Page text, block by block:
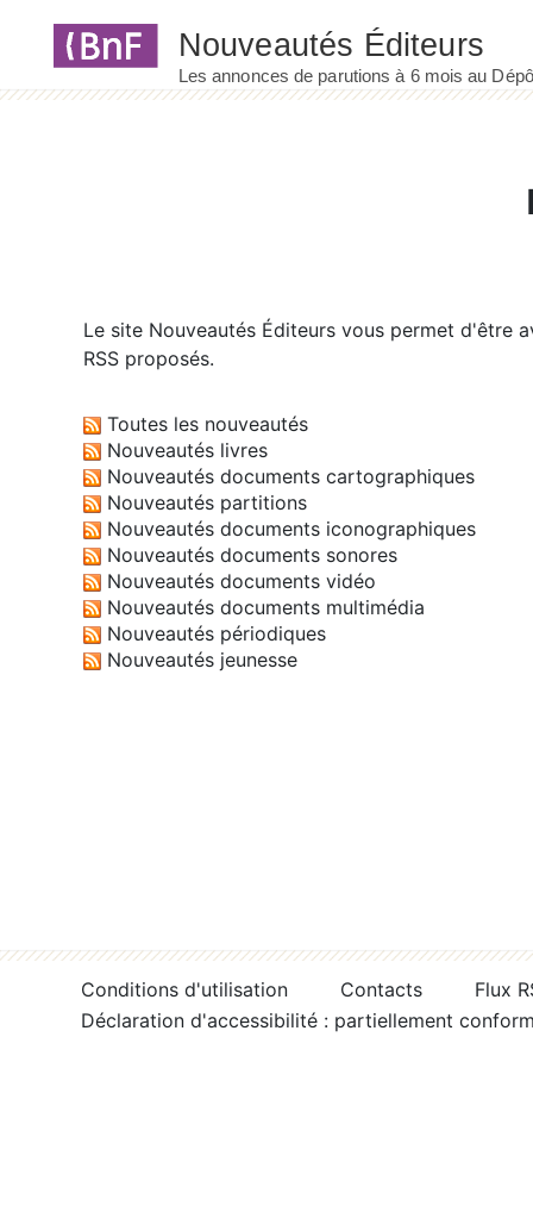
Le site Nouveautés Éditeurs vous permet d'être
RSS proposés.
Toutes les nouveautés
Nouveautés livres
Nouveautés documents cartographiques
Nouveautés partitions
Nouveautés documents iconographiques
Nouveautés documents sonores
Nouveautés documents vidéo
Nouveautés documents multimédia
Nouveautés périodiques
Nouveautés jeunesse
Conditions d'utilisation Contacts
Flux
Déclaration d'accessibilité : partiellement